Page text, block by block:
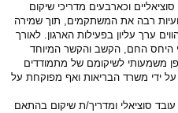
וכארבעים מדריכי שיקום
רבה את המשתקמים, תוך שמירה
ערך עליון בפעילות הארגון. לאורך
היחס החם, הקשב והקשר המיוחד
משמעותי לשיקומם של מתמודדים
ידי משרד הבריאות ואף מפוקחת על
סוציאלי ומדריך/ת שיקום בהתאם